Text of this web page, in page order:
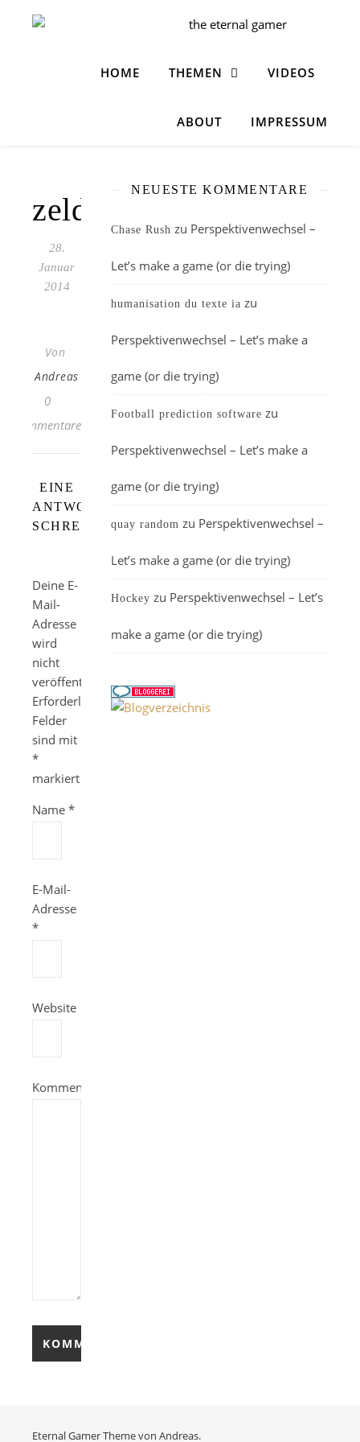
HOME THEMEN VIDEOS
ABOUT IMPRESSUM
zelda_1
28.
Januar
2014
Von
Andreas
0
Kommentare
EINE
ANTWORT
SCHREIBEN
Deine E-
Mail-
Adresse
wird
nicht
veröffentlicht.
Erforderliche
Felder
sind mit
*
markiert
Name *
E-Mail-
Adresse
*
Website
Kommentieren
NEUESTE KOMMENTARE
Chase Rush zu Perspektivenwechsel –
Let’s make a game (or die trying)
humanisation du texte ia zu
Perspektivenwechsel – Let’s make a
game (or die trying)
Football prediction software zu
Perspektivenwechsel – Let’s make a
game (or die trying)
quay random zu Perspektivenwechsel –
Let’s make a game (or die trying)
Hockey zu Perspektivenwechsel – Let’s
make a game (or die trying)
Eternal Gamer Theme von Andreas.